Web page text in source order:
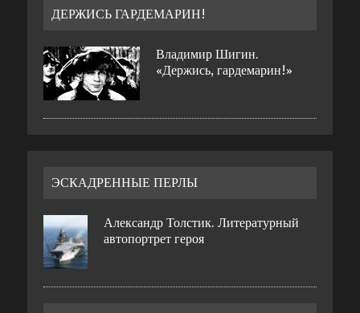
ДЕРЖИСЬ ГАРДЕМАРИН!
Владимир Шигин.
«Держись, гардемарин!»
ЭСКАДРЕННЫЕ ПЕРЛЫ
Александр Толстик. Литературный
автопортрет героя